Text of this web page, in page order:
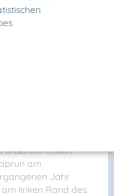
2018
unserem ersten
am
Jahr
linken Rand des